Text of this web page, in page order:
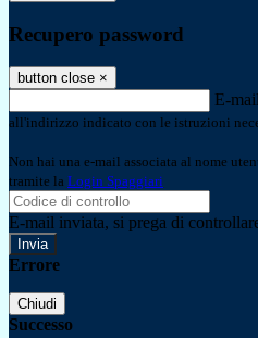
Recupero password
button close ×
E-mail
all'indirizzo indicato con le istruzioni
Non hai una e-mail associata al nome
tramite la Login Spaggiari
E-mail inviata, si prega di
Errore
Chiudi
Successo